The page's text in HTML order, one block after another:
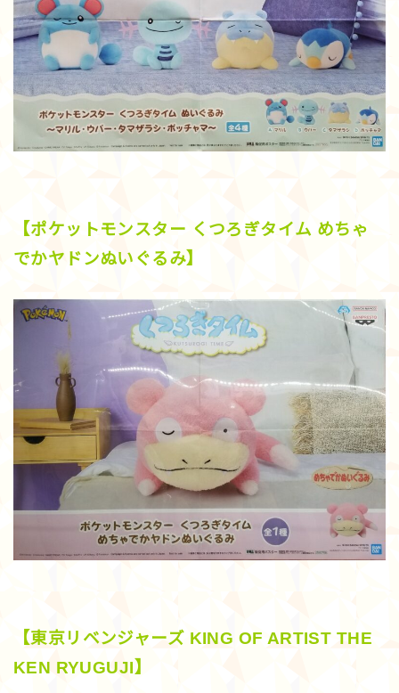
【ポケットモンスター くつろぎタイム めちゃ
でかヤドンぬいぐるみ】
【東京リベンジャーズ KING OF ARTIST THE
KEN RYUGUJI】